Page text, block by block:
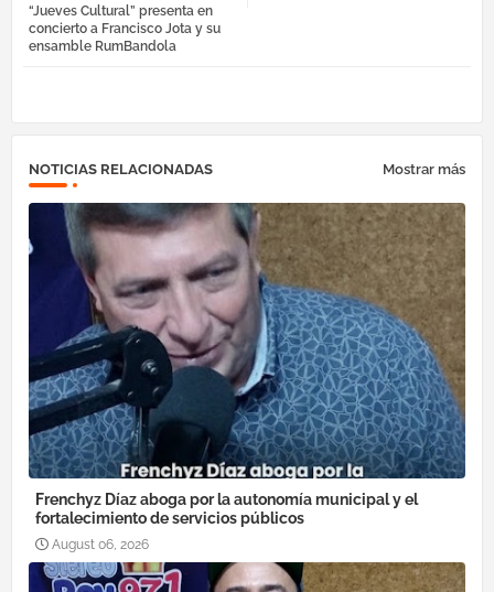
ebo tter
“Jueves Cultural” presenta en
concierto a Francisco Jota y su
ensamble RumBandola
NOTICIAS RELACIONADAS Mostrar más
Frenchyz Díaz aboga por la autonomía municipal y el
fortalecimiento de servicios públicos
August 06, 2026